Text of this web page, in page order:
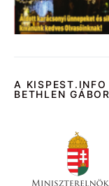
A
BETHLEN